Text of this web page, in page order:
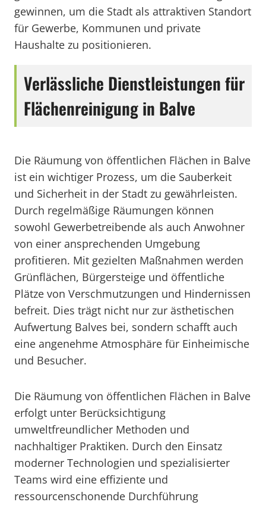
gewinnen, um die Stadt als attraktiven Standort
für Gewerbe, Kommunen und private
Haushalte zu positionieren.
Verlässliche Dienstleistungen für
Flächenreinigung in Balve
Die Räumung von öffentlichen Flächen in Balve
ist ein wichtiger Prozess, um die Sauberkeit
und Sicherheit in der Stadt zu gewährleisten.
Durch regelmäßige Räumungen können
sowohl Gewerbetreibende als auch Anwohner
von einer ansprechenden Umgebung
profitieren. Mit gezielten Maßnahmen werden
Grünflächen, Bürgersteige und öffentliche
Plätze von Verschmutzungen und Hindernissen
befreit. Dies trägt nicht nur zur ästhetischen
Aufwertung Balves bei, sondern schafft auch
eine angenehme Atmosphäre für Einheimische
und Besucher.
Die Räumung von öffentlichen Flächen in Balve
erfolgt unter Berücksichtigung
umweltfreundlicher Methoden und
nachhaltiger Praktiken. Durch den Einsatz
moderner Technologien und spezialisierter
Teams wird eine effiziente und
ressourcenschonende Durchführung